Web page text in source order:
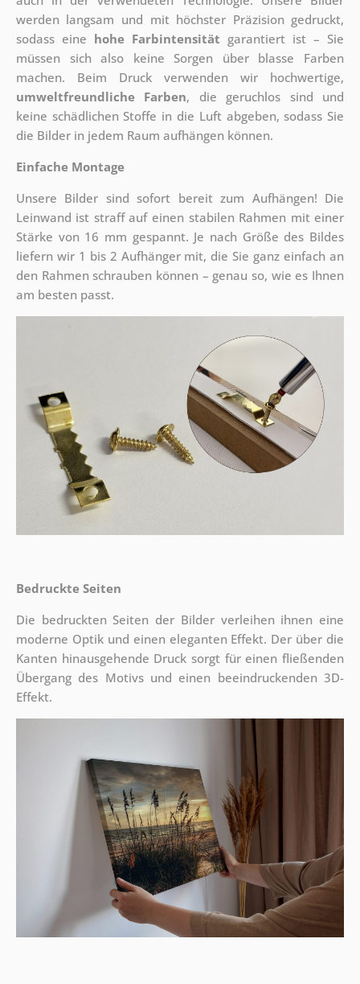
werden langsam und mit höchster Präzision gedruckt,
sodass eine hohe Farbintensität garantiert ist – Sie
müssen sich also keine Sorgen über blasse Farben
machen. Beim Druck verwenden wir hochwertige,
umweltfreundliche Farben, die geruchlos sind und
keine schädlichen Stoffe in die Luft abgeben, sodass Sie
die Bilder in jedem Raum aufhängen können.
Einfache Montage
Unsere Bilder sind sofort bereit zum Aufhängen! Die
Leinwand ist straff auf einen stabilen Rahmen mit einer
Stärke von 16 mm gespannt. Je nach Größe des Bildes
liefern wir 1 bis 2 Aufhänger mit, die Sie ganz einfach an
den Rahmen schrauben können – genau so, wie es Ihnen
am besten passt.
Bedruckte Seiten
Die bedruckten Seiten der Bilder verleihen ihnen eine
moderne Optik und einen eleganten Effekt. Der über die
Kanten hinausgehende Druck sorgt für einen fließenden
Übergang des Motivs und einen beeindruckenden 3D-
Effekt.